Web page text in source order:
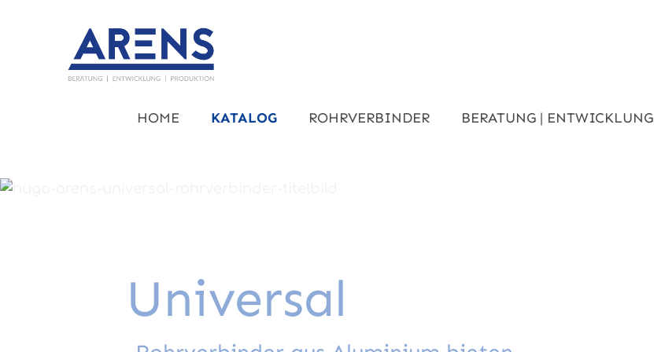
Hauptinhalt springen
Zur Hauptnavigation springen
HOME KATALOG ROHRVERBINDER BERATUNG | ENTWICKLUNG
Universal